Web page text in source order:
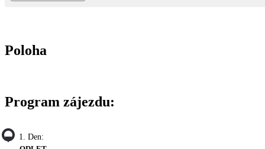
Poloha
Program zájezdu:
1. Den: